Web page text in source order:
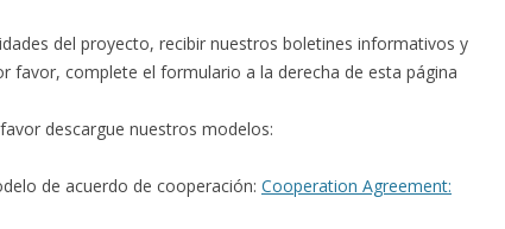
del proyecto, recibir nuestros boletines informativos y
favor, complete el formulario a la derecha de esta página
descargue nuestros modelos:
de acuerdo de cooperación: Cooperation Agreement: